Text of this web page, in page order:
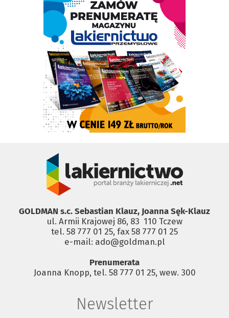
GOLDMAN s.c. Sebastian Klauz, Joanna Sęk-Klauz
ul. Armii Krajowej 86, 83 ­ 110 Tczew
tel. 58 777 01 25, fax 58 777 01 25
e-mail: ado@goldman.pl
Prenumerata
Joanna Knopp, tel. 58 777 01 25, wew. 300
Newsletter